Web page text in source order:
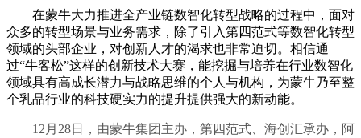
在蒙牛大力推进全产业链数智化转型战略的过程中，面对
众多的转型场景与业务需求，除了引入第四范式等数智化转型
领域的头部企业，对创新人才的渴求也非常迫切。相信通
过“牛客松”这样的创新技术大赛，能挖掘与培养在行业数智化
领域具有高成长潜力与战略思维的个人与机构，为蒙牛乃至整
个乳品行业的科技硬实力的提升提供强大的新动能。
12月28日，由蒙牛集团主办，第四范式、海创汇承办，阿